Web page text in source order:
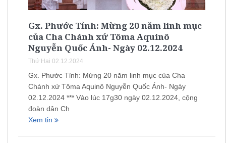
Gx. Phước Tỉnh: Mừng 20 năm linh mục
của Cha Chánh xứ Tôma Aquinô
Nguyễn Quốc Ánh- Ngày 02.12.2024
Thứ Hai 02.12.2024
Gx. Phước Tỉnh: Mừng 20 năm linh mục của Cha
Chánh xứ Tôma Aquinô Nguyễn Quốc Ánh- Ngày
02.12.2024 *** Vào lúc 17g30 ngày 02.12.2024, cộng
đoàn dân Ch
Xem tin